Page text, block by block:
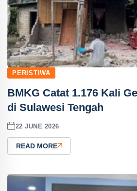
PERISTIWA
BMKG Catat 1.176 Kali
di Sulawesi Tengah
22 JUNE 2026
READ MORE